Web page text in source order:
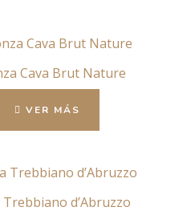
Cava Brut Nature
VER MÁS
d’Abruzzo